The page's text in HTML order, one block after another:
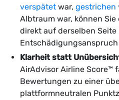
verspätet war, gestrichen
Albtraum war, können
direkt auf derselben Seite
Klarheit statt
AirAdvisor Airline Score™
Bewertungen zu einer
plattformneutralen